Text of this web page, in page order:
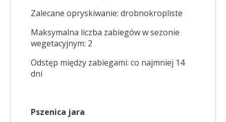
Zalecane opryskiwanie: drobnokropliste
Maksymalna liczba zabiegów w sezonie
wegetacyjnym: 2
Odstęp między zabiegami: co najmniej 14
dni
Pszenica jara